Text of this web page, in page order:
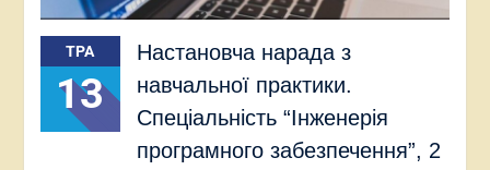
ТРА
13
Настановча нарада з
навчальної практики.
Спеціальність “Інженерія
програмного забезпечення”, 2